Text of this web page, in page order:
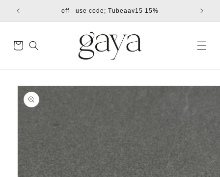
דילוג
לתוכן
15% off - use code; Tubeaav15
קניות
דילוג